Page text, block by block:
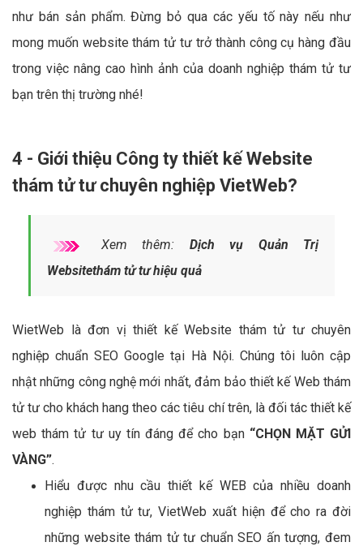
như bán sản phẩm. Đừng bỏ qua các yếu tố này nếu như
mong muốn website thám tử tư trở thành công cụ hàng đầu
trong việc nâng cao hình ảnh của doanh nghiệp thám tử tư
bạn trên thị trường nhé!
4 - Giới thiệu Công ty thiết kế Website
thám tử tư chuyên nghiệp VietWeb?
Xem thêm: Dịch vụ Quản Trị
Websitethám tử tư hiệu quả
WietWeb là đơn vị thiết kế Website thám tử tư chuyên
nghiệp chuẩn SEO Google tại Hà Nội. Chúng tôi luôn cập
nhật những công nghệ mới nhất, đảm bảo thiết kế Web thám
tử tư cho khách hang theo các tiêu chí trên, là đối tác thiết kế
web thám tử tư uy tín đáng để cho bạn “CHỌN MẶT GỬI
VÀNG”.
Hiểu được nhu cầu thiết kế WEB của nhiều doanh
nghiệp thám tử tư, VietWeb xuất hiện để cho ra đời
những website thám tử tư chuẩn SEO ấn tượng, đem